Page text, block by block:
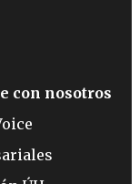
con nosotros